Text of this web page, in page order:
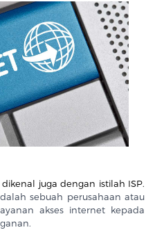
juga dengan istilah ISP.
sebuah perusahaan atau
akses internet kepada